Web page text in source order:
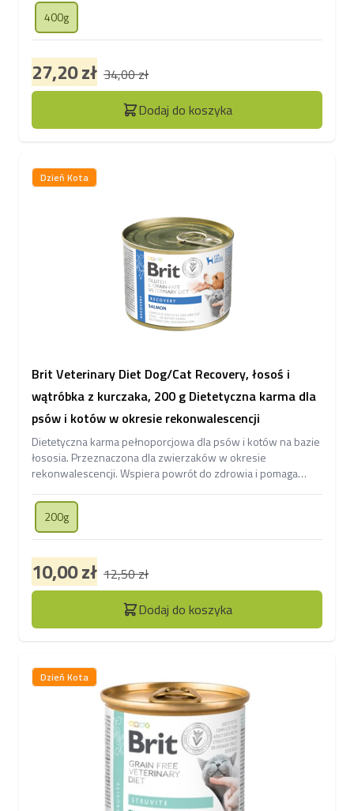
400g
27,20 zł 34,00 zł
Dodaj do koszyka
Brit Veterinary Diet Dog/Cat Recovery, łosoś i
wątróbka z kurczaka, 200 g Dietetyczna karma dla
psów i kotów w okresie rekonwalescencji
Dietetyczna karma pełnoporcjowa dla psów i kotów na bazie
łososia. Przeznaczona dla zwierzaków w okresie
rekonwalescencji. Wspiera powrót do zdrowia i pomaga
200g
10,00 zł 12,50 zł
Dodaj do koszyka
Dzień Kota
Dzień Kota